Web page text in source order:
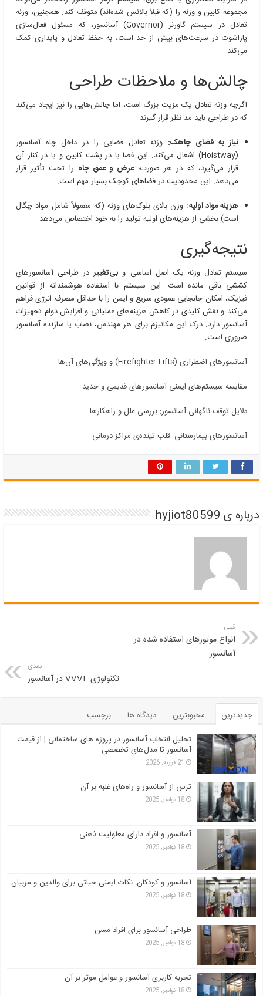
مجموعه کابین و وزنه را (که قبلاً بالانس شده‌اند) متوقف کند. همچنین، وزنه
تعادل در سیستم گاورنر (Governor) آسانسور، که مسئول فعال‌سازی
پاراشوت در سرعت‌های بیش از حد است، به حفظ تعادل و پایداری کمک
می‌کند.
چالش‌ها و ملاحظات طراحی
اگرچه وزنه تعادل یک مزیت بزرگ است، اما چالش‌هایی را نیز ایجاد می‌کند
که در طراحی باید مد نظر قرار گیرند:
نیاز به فضای چاهک: وزنه تعادل فضایی را در داخل چاه آسانسور
(Hoistway) اشغال می‌کند. این فضا یا در پشت کابین و یا در کنار آن
قرار می‌گیرد، که در هر صورت،عرض و عمق چاه را تحت تأثیر قرار
می‌دهد. این محدودیت در فضاهای کوچک بسیار مهم است.
هزینه مواد اولیه: وزن بالای بلوک‌های وزنه (که معمولاً شامل مواد چگال
است) بخشی از هزینه‌های اولیه تولید را به خود اختصاص می‌دهد.
نتیجه‌گیری
سیستم تعادل وزنه یک اصل اساسی و بی‌تغییردر طراحی آسانسورهای
کششی باقی مانده است. این سیستم با استفاده هوشمندانه از قوانین
فیزیک، امکان جابجایی عمودی سریع و ایمن را با حداقل مصرف انرژی فراهم
می‌کند و نقش کلیدی در کاهش هزینه‌های عملیاتی و افزایش دوام تجهیزات
آسانسور دارد. درک این مکانیزم برای هر مهندس، نصاب یا سازنده آسانسور
ضروری است.
آسانسورهای اضطراری (Firefighter Lifts) و ویژگی‌های آن‌ها
مقایسه سیستم‌های ایمنی آسانسورهای قدیمی و جدید
دلایل توقف ناگهانی آسانسور: بررسی علل و راهکارها
آسانسورهای بیمارستانی: قلب تپنده‌ی مراکز درمانی
درباره ی hyjiot80599
قبلی
انواع موتورهای استفاده شده در
آسانسور
بعدی
تکنولوژی VVVF در آسانسور
جدیدترین محبوبترین دیدگاه ها
برچسب
تحلیل انتخاب آسانسور در پروژه‌ های ساختمانی | از قیمت
آسانسور تا مدل‌های تخصصی
21 فوریه, 2026
ترس از آسانسور و راه‌های غلبه بر آن
18 نوامبر, 2025
آسانسور و افراد دارای معلولیت ذهنی
18 نوامبر, 2025
آسانسور و کودکان: نکات ایمنی حیاتی برای والدین و مربیان
18 نوامبر, 2025
طراحی آسانسور برای افراد مسن
18 نوامبر, 2025
تجربه کاربری آسانسور و عوامل موثر بر آن
18 نوامبر, 2025